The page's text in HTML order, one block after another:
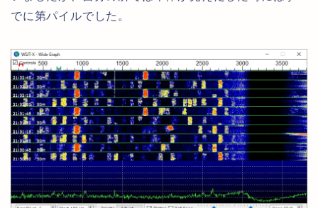
でに第パイルでした。